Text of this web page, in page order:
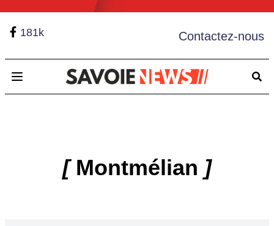
181k Contactez-nous
Open main menu
[Montmélian ]